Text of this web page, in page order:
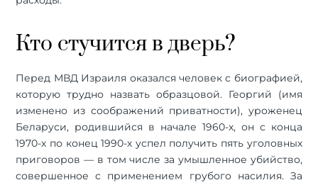
Кто стучится в дверь?
Перед МВД Израиля оказался человек с биографией,
которую трудно назвать образцовой. Георгий (имя
изменено из соображений приватности), уроженец
Беларуси, родившийся в начале 1960-х, он с конца
1970-х по конец 1990-х успел получить пять уголовных
приговоров — в том числе за умышленное убийство,
совершенное с применением грубого насилия. За